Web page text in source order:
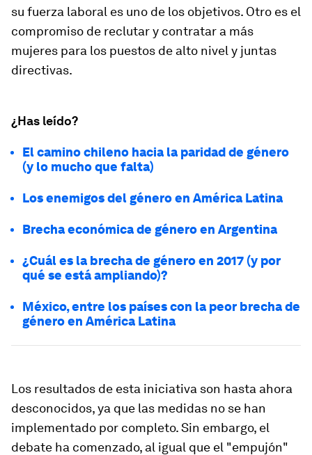
su fuerza laboral es uno de los objetivos. Otro es el
compromiso de reclutar y contratar a más
mujeres para los puestos de alto nivel y juntas
directivas.
¿Has leído?
El camino chileno hacia la paridad de género
(y lo mucho que falta)
Los enemigos del género en América Latina
Brecha económica de género en Argentina
¿Cuál es la brecha de género en 2017 (y por
qué se está ampliando)?
México, entre los países con la peor brecha de
género en América Latina
Los resultados de esta iniciativa son hasta ahora
desconocidos, ya que las medidas no se han
implementado por completo. Sin embargo, el
debate ha comenzado, al igual que el "empujón"